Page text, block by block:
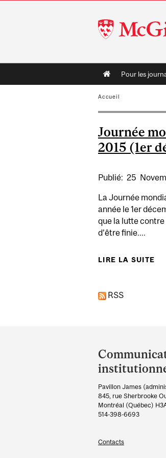
McGill
University
Main
navigation
Pour les
Accueil
Journée
2015 (1er
Publié: 25
La Journée
année le 1er
que la lutte
d’être finie....
LIRE LA SUITE
RSS
and
University
Pavillon James
845, rue Sherbrooke
Montréal (Québec)
514-398-6693
Contacts